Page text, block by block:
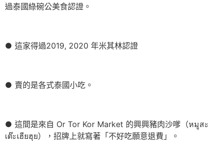
過泰國綠碗公美食認證。
● 這家得過2019, 2020 年米其林認證
● 賣的是各式泰國小吃。
● 這間是來自 Or Tor Kor Market 的興興豬肉沙嗲（หมูสะ
เต๊ะเฮียฮุย），招牌上就寫著「不好吃願意退費」。